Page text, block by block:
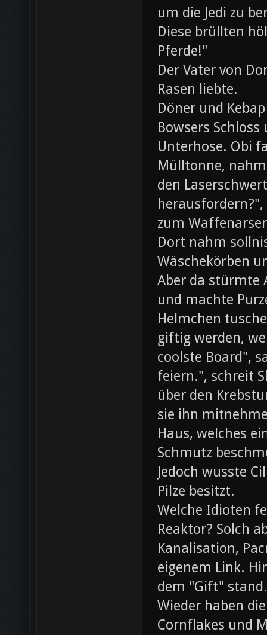
um die Jedi zu
Diese brüllten
Pferde!"
Der Vater von
Rasen liebte.
Döner und
Bowsers
Unterhose. Obi
Mülltonne,
den
zum
Dort nahm
Wäschekörben
Aber da stürmte
und machte
Helmchen
giftig werden,
coolste Board",
feiern.", schreit
über den
sie ihn
Haus, welches
Schmutz
Jedoch wusste
Pilze besitzt.
Welche Idioten
Reaktor? Solch
Kanalisation,
eigenem Link.
dem "Gift" stand.
Wieder haben
Cornflakes und